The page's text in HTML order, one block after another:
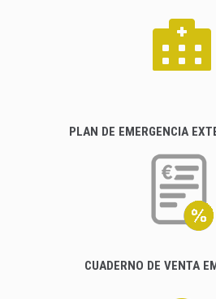
PLAN DE EMERGENCIA
CUADERNO DE VENTA